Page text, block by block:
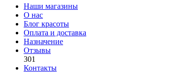
Наши магазины
О нас
Блог красоты
Оплата и доставка
Назначение
Отзывы
301
Контакты